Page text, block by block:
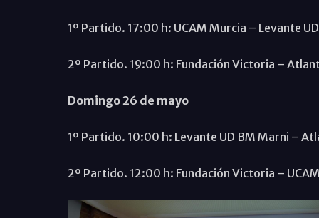
1º Partido. 17:00 h: UCAM Murcia – Levante
2º Partido. 19:00 h: Fundación Victoria –
Domingo 26 de mayo
1º Partido. 10:00 h: Levante UD BM Marni –
2º Partido. 12:00 h: Fundación Victoria –